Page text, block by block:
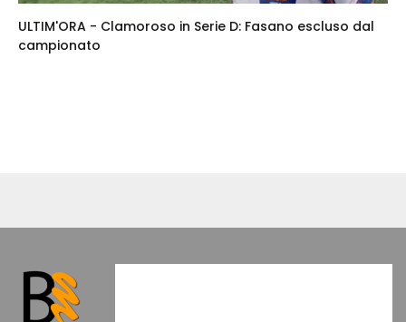
ULTIM'ORA - Clamoroso in Serie D: Fasano escluso dal
campionato